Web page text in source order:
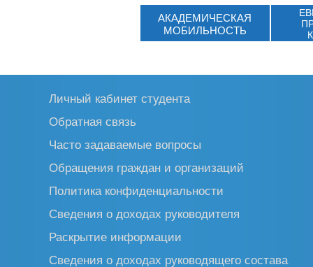
АКАДЕМИЧЕСКАЯ
МОБИЛЬНОСТЬ
Личный кабинет студента
Обратная связь
Часто задаваемые вопросы
Обращения граждан и организаций
Политика конфиденциальности
Сведения о доходах руководителя
Раскрытие информации
Сведения о доходах руководящего состава